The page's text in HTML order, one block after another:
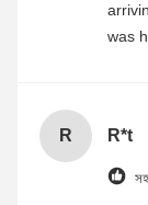
was
R R*t